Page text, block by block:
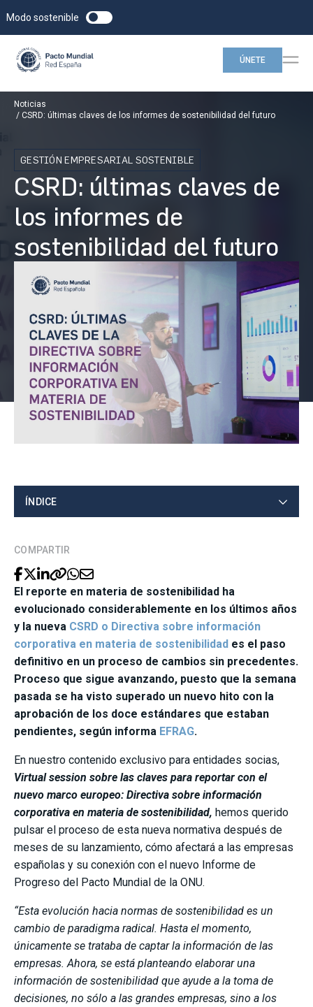
Modo sostenible
ÚNETE
Noticias
CSRD: últimas claves de los informes de sostenibilidad del futuro
GESTIÓN EMPRESARIAL SOSTENIBLE
CSRD: últimas claves de
los informes de
sostenibilidad del futuro
ÍNDICE
COMPARTIR
El reporte en materia de sostenibilidad ha
evolucionado considerablemente en los últimos años
y la nueva CSRD o Directiva sobre información
corporativa en materia de sostenibilidad es el paso
definitivo en un proceso de cambios sin precedentes.
Proceso que sigue avanzando, puesto que la semana
pasada se ha visto superado un nuevo hito con la
aprobación de los doce estándares que estaban
pendientes, según informa EFRAG.
En nuestro contenido exclusivo para entidades socias,
Virtual session sobre las claves para reportar con el
nuevo marco europeo: Directiva sobre información
corporativa en materia de sostenibilidad, hemos querido
pulsar el proceso de esta nueva normativa después de
meses de su lanzamiento, cómo afectará a las empresas
españolas y su conexión con el nuevo Informe de
Progreso del Pacto Mundial de la ONU.
“Esta evolución hacia normas de sostenibilidad es un
cambio de paradigma radical. Hasta el momento,
únicamente se trataba de captar la información de las
empresas. Ahora, se está planteando elaborar una
información de sostenibilidad que ayude a la toma de
decisiones, no sólo a las grandes empresas, sino a los